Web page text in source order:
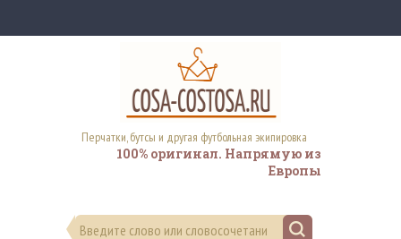
Перчатки, бутсы и другая футбольная экипировка
100% оригинал. Напрямую из
Европы